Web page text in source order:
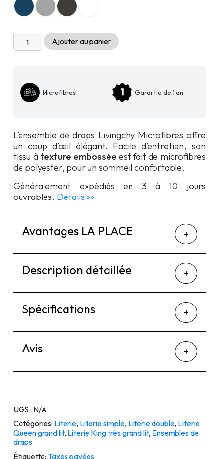
quantité
de
draps
Microfibres
Ajouter au panier
Microfibres Garantie de 1 an
L’ensemble de draps Livingchy Microfibres offre
un coup d’œil élégant. Facile d’entretien, son
tissu à texture embosséeest fait de microfibres
de polyester, pour un sommeil confortable.
Généralement expédiés en 3 à 10 jours
ouvrables. Détails »»
Avantages LA PLACE
Description détaillée
Spécifications
Avis
UGS : N/A
Catégories: Literie, Literie simple, Literie double, Literie
Queen grand lit, Literie King très grand lit, Ensembles de
draps
Étiquette:Taxes payées